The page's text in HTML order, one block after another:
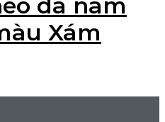
da nam
Xám